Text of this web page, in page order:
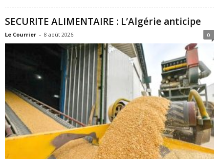
SECURITE ALIMENTAIRE : L’Algérie anticipe
Le Courrier - 8 août 2026 0